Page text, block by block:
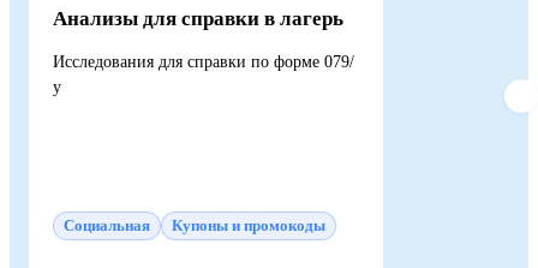
Анализы для справки в лагерь
Исследования для справки по форме 079/
у
Социальная Купоны и промокоды